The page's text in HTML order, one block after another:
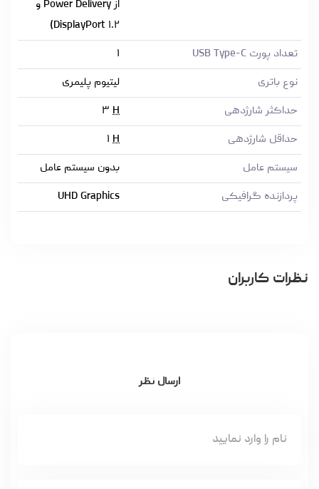
از Power Delivery و
DisplayPort ۱.۲)
تعداد پورت USB Type-C
۱
نوع باتری
لیتیوم پلیمری
حداکثر شارژدهی
۳ H
حداقل شارژدهی
۱ H
سیستم عامل
بدون سیستم عامل
پردازنده گرافیکی
UHD Graphics
نظرات کاربران
ارسال نظر